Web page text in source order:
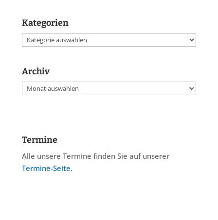
Kategorien
Kategorien
Archiv
Archiv
Termine
Alle unsere Termine finden Sie auf unserer
Termine-Seite.